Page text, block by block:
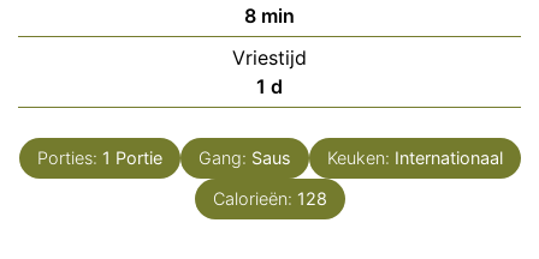
8minuten
min
Vriestijd
1 dag
d
Porties: 1 Portie Gang: Saus Keuken: Internationaal
Calorieën: 128